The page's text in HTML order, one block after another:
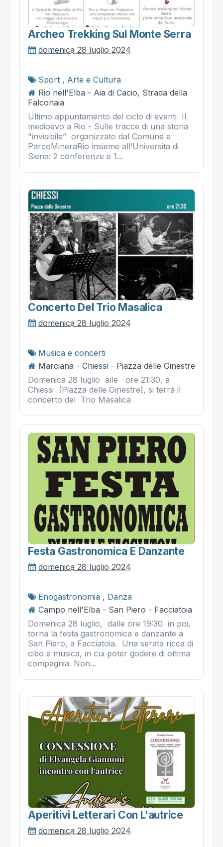
Archeo Trekking Sul Monte Serra
domenica 28 luglio 2024
Sport , Arte e Cultura
Rio nell'Elba - Aia di Cacio, Strada della
Falconaia
Ultimo appuntamento del ciclo di eventi Il
medioevo a Rio - Sulle tracce di una storia
"invisibile” organizzato dal Comune e
ParcoMineraRio insieme all’Universita di
Siena: 2 conferenze e 1...
Concerto Del Trio Masalica
domenica 28 luglio 2024
Musica e concerti
Marciana - Chiessi - Piazza delle Ginestre
Domenica 28 luglio alle ore 21:30, a
Chiessi (Piazza delle Ginestre), si terrà il
concerto del Trio Masalica
Festa Gastronomica E Danzante
domenica 28 luglio 2024
Enogastronomia , Danza
Campo nell'Elba - San Piero - Facciatoia
Domenica 28 luglio, dalle ore 19:30 in poi,
torna la festa gastronomica e danzante a
San Piero, a Facciatoia. Una serata ricca di
cibo e musica, in cui poter godere di ottima
compagnia. Non...
Aperitivi Letterari Con L'autrice
domenica 28 luglio 2024